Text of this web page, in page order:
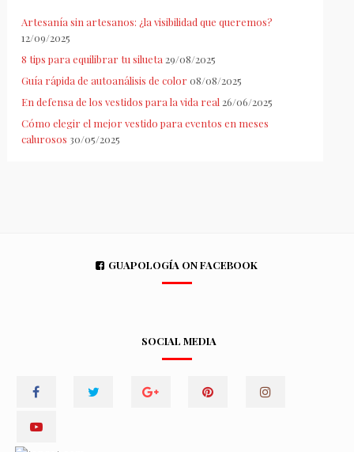
Artesanía sin artesanos: ¿la visibilidad que queremos?
12/09/2025
8 tips para equilibrar tu silueta 29/08/2025
Guía rápida de autoanálisis de color 08/08/2025
En defensa de los vestidos para la vida real 26/06/2025
Cómo elegir el mejor vestido para eventos en meses
calurosos 30/05/2025
GUAPOLOGÍA ON FACEBOOK
SOCIAL MEDIA